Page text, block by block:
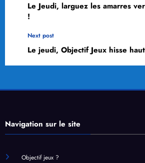
Le Jeudi, larguez les amarres
!
Next post
Le jeudi, Objectif Jeux hisse
Navigation sur le site
Objectif jeux ?